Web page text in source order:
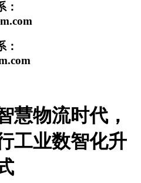
：
：
慧物流时代，
工业数智化升